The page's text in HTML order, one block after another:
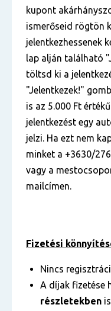
kupont
ismerőseid rögtön
jelentkezhessenek
lap alján található
töltsd ki a
"Jelentkezek!"
is az 5.000 Ft
jelentkezést egy
jelzi. Ha ezt nem
minket a +3630/
vagy a
mailcímen.
Fizetési
Nincs
A díjak fizetése
részletekben